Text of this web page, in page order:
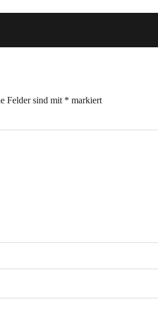
Felder sind mit * markiert